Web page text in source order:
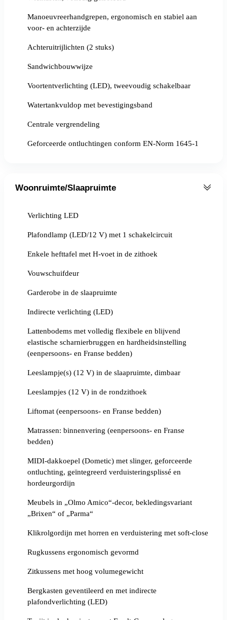
Manoeuvreerhandgrepen, ergonomisch en stabiel aan
voor- en achterzijde
Achteruitrijlichten (2 stuks)
Sandwichbouwwijze
Voortentverlichting (LED), tweevoudig schakelbaar
Watertankvuldop met bevestigingsband
Centrale vergrendeling
Geforceerde ontluchtingen conform EN-Norm 1645-1
Woonruimte/Slaapruimte
Verlichting LED
Plafondlamp (LED/12 V) met 1 schakelcircuit
Enkele hefttafel met H-voet in de zithoek
Vouwschuifdeur
Garderobe in de slaapruimte
Indirecte verlichting (LED)
Lattenbodems met volledig flexibele en blijvend
elastische scharnierbruggen en hardheidsinstelling
(eenpersoons- en Franse bedden)
Leeslampje(s) (12 V) in de slaapruimte, dimbaar
Leeslampjes (12 V) in de rondzithoek
Liftomat (eenpersoons- en Franse bedden)
Matrassen: binnenvering (eenpersoons- en Franse
bedden)
MIDI-dakkoepel (Dometic) met slinger, geforceerde
ontluchting, geïntegreerd verduisteringsplissé en
hordeurgordijn
Meubels in „Olmo Amico“-decor, bekledingsvariant
„Brixen“ of „Parma“
Klikrolgordijn met horren en verduistering met soft-close
Rugkussens ergonomisch gevormd
Zitkussens met hoog volumegewicht
Bergkasten geventileerd en met indirecte
plafondverlichting (LED)